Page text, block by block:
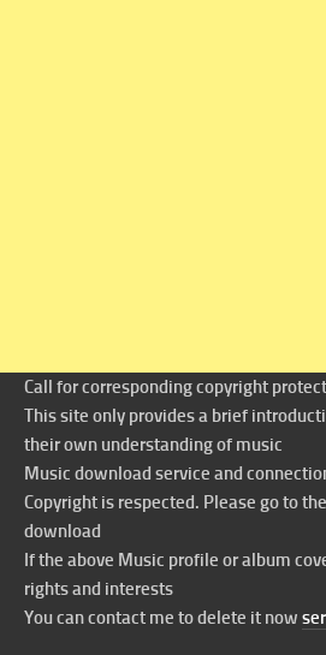
Call for corresponding copyright
This site only provides a brief
their own understanding of music
Music download service and
Copyright is respected. Please go to
download
If the above Music profile or album
rights and interests
You can contact me to delete it now